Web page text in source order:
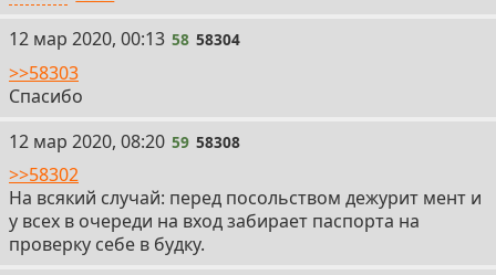
58
12 мар 2020, 00:13 58 58304
>>58303
Спасибо
59
12 мар 2020, 08:20 59 58308
>>58302
На всякий случай: перед посольством дежурит мент и
у всех в очереди на вход забирает паспорта на
проверку себе в будку.